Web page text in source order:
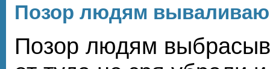
Позор людям
Позор людям